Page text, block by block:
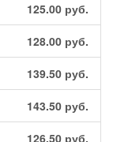
125.00 руб.
128.00 руб.
139.50 руб.
143.50 руб.
126.50 руб.